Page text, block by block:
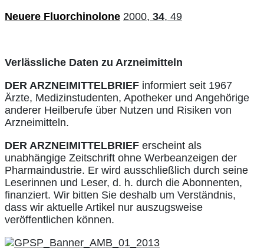
Neuere Fluorchinolone 2000, 34, 49
Verlässliche Daten zu Arzneimitteln
DER ARZNEIMITTELBRIEF informiert seit 1967
Ärzte, Medizinstudenten, Apotheker und Angehörige
anderer Heilberufe über Nutzen und Risiken von
Arzneimitteln.
DER ARZNEIMITTELBRIEF erscheint als
unabhängige Zeitschrift ohne Werbeanzeigen der
Pharmaindustrie. Er wird ausschließlich durch seine
Leserinnen und Leser, d. h. durch die Abonnenten,
finanziert. Wir bitten Sie deshalb um Verständnis,
dass wir aktuelle Artikel nur auszugsweise
veröffentlichen können.